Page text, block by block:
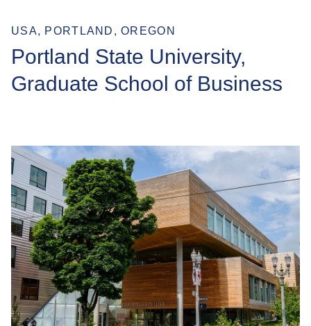
USA, PORTLAND, OREGON
Portland State University,
Graduate School of Business